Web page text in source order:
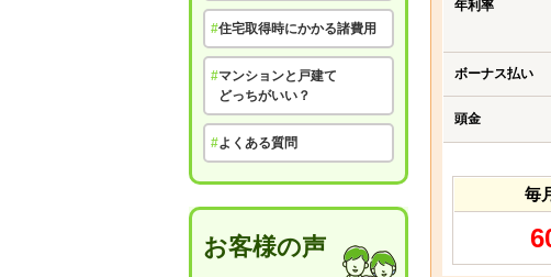
年利率
ボーナス払い
頭金
毎
#住宅取得時にかかる諸費用
#マンションと戸建て
どっちがいい？
#よくある質問
お客様の声